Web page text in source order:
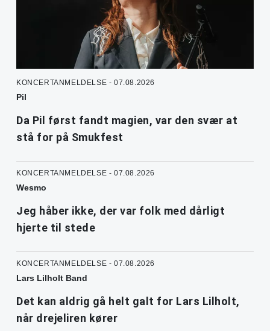
KONCERTANMELDELSE - 07.08.2026
Pil
Da Pil først fandt magien, var den svær at
stå for på Smukfest
KONCERTANMELDELSE - 07.08.2026
Wesmo
Jeg håber ikke, der var folk med dårligt
hjerte til stede
KONCERTANMELDELSE - 07.08.2026
Lars Lilholt Band
Det kan aldrig gå helt galt for Lars Lilholt,
når drejeliren kører